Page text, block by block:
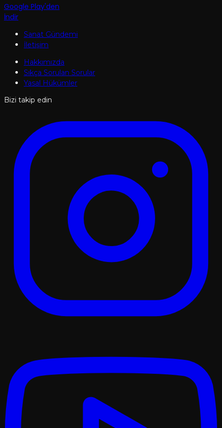
Google Play'den
İndir
Sanat Gündemi
İletişim
Hakkımızda
Sıkça Sorulan Sorular
Yasal Hükümler
Bizi takip edin